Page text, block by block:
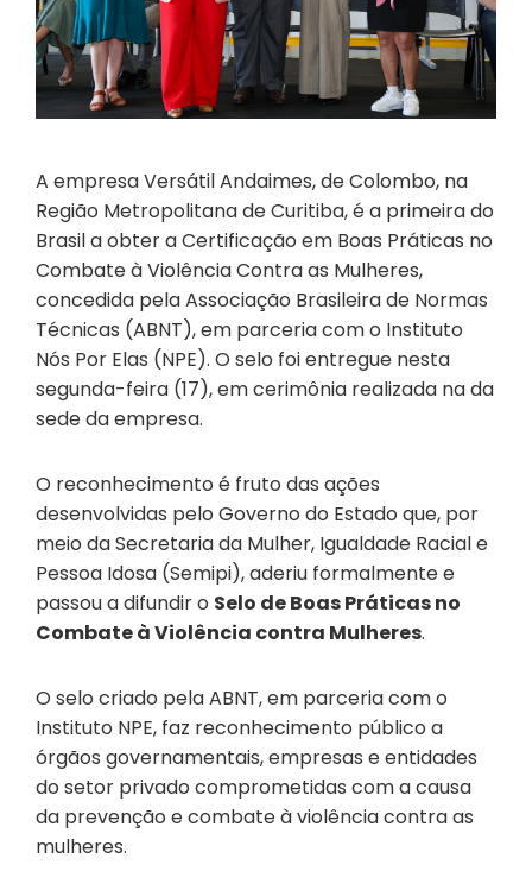
A empresa Versátil Andaimes, de Colombo, na
Região Metropolitana de Curitiba, é a primeira do
Brasil a obter a Certificação em Boas Práticas no
Combate à Violência Contra as Mulheres,
concedida pela Associação Brasileira de Normas
Técnicas (ABNT), em parceria com o Instituto
Nós Por Elas (NPE). O selo foi entregue nesta
segunda-feira (17), em cerimônia realizada na da
sede da empresa.
O reconhecimento é fruto das ações
desenvolvidas pelo Governo do Estado que, por
meio da Secretaria da Mulher, Igualdade Racial e
Pessoa Idosa (Semipi), aderiu formalmente e
passou a difundir o Selo de Boas Práticas no
Combate à Violência contra Mulheres.
O selo criado pela ABNT, em parceria com o
Instituto NPE, faz reconhecimento público a
órgãos governamentais, empresas e entidades
do setor privado comprometidas com a causa
da prevenção e combate à violência contra as
mulheres.